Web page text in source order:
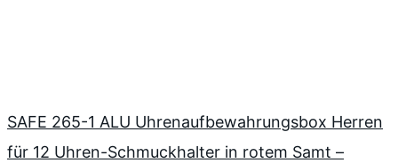
SAFE 265-1 ALU Uhrenaufbewahrungsbox Herren
für 12 Uhren-Schmuckhalter in rotem Samt –